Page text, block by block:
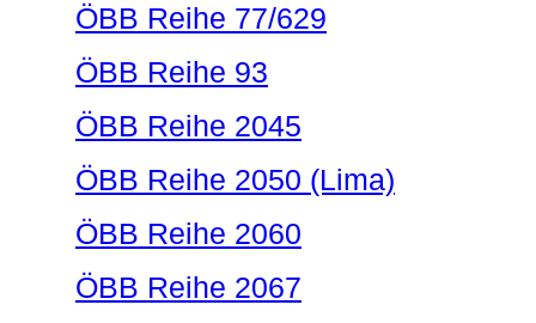
ÖBB Reihe 77/629
ÖBB Reihe 93
ÖBB Reihe 2045
ÖBB Reihe 2050 (Lima)
ÖBB Reihe 2060
ÖBB Reihe 2067